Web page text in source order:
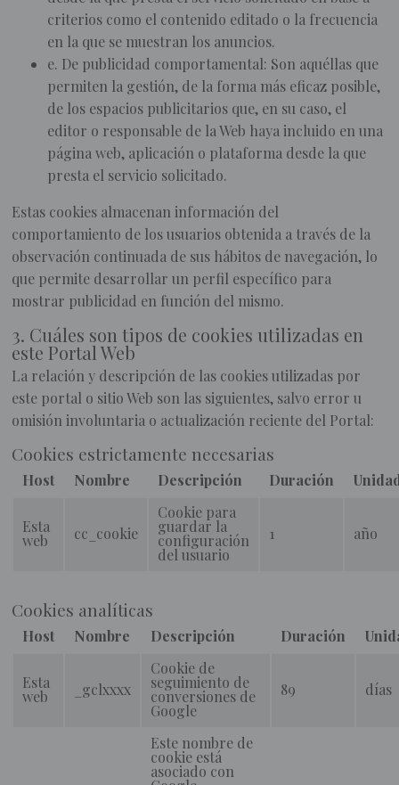
criterios como el contenido editado o la frecuencia
en la que se muestran los anuncios.
e. De publicidad comportamental: Son aquéllas que
permiten la gestión, de la forma más eficaz posible,
de los espacios publicitarios que, en su caso, el
editor o responsable de la Web haya incluido en una
página web, aplicación o plataforma desde la que
presta el servicio solicitado.
Estas cookies almacenan información del
comportamiento de los usuarios obtenida a través de la
observación continuada de sus hábitos de navegación, lo
que permite desarrollar un perfil específico para
mostrar publicidad en función del mismo.
3. Cuáles son tipos de cookies utilizadas en
este Portal Web
La relación y descripción de las cookies utilizadas por
este portal o sitio Web son las siguientes, salvo error u
omisión involuntaria o actualización reciente del Portal:
Cookies estrictamente necesarias
Host Nombre Descripción Duración
Esta
web cc_cookie
Cookie para
guardar la
configuración
del usuario
1 año
Cookies analíticas
Host Nombre Descripción Duración
Esta
web _gclxxxx
Cookie de
seguimiento de
conversiones de
Google
89 días
Este nombre de
cookie está
asociado con